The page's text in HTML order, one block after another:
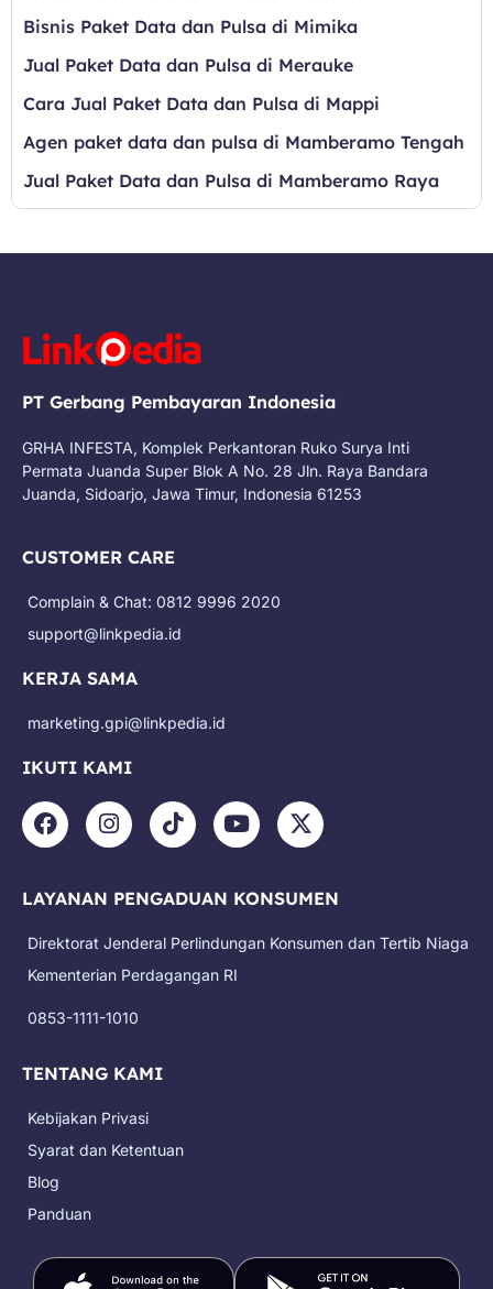
Bisnis Paket Data dan Pulsa di Mimika
Jual Paket Data dan Pulsa di Merauke
Cara Jual Paket Data dan Pulsa di Mappi
Agen paket data dan pulsa di Mamberamo Tengah
Jual Paket Data dan Pulsa di Mamberamo Raya
PT Gerbang Pembayaran Indonesia
GRHA INFESTA, Komplek Perkantoran Ruko Surya Inti
Permata Juanda Super Blok A No. 28 Jln. Raya Bandara
Juanda, Sidoarjo, Jawa Timur, Indonesia 61253
CUSTOMER CARE
Complain & Chat: 0812 9996 2020
support@linkpedia.id
KERJA SAMA
marketing.gpi@linkpedia.id
IKUTI KAMI
F
a
b
o
k
I
n
a
r
a
T
i
o
Y
o
u
e
X
-
i
t
LAYANAN PENGADUAN KONSUMEN
Direktorat Jenderal Perlindungan Konsumen dan Tertib Niaga
Kementerian Perdagangan RI
0853-1111-1010
TENTANG KAMI
Kebijakan Privasi
Syarat dan Ketentuan
Blog
Panduan